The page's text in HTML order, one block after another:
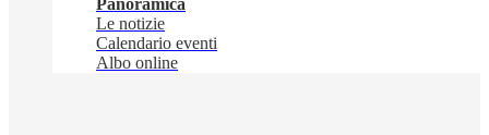
Panoramica
Le notizie
Calendario eventi
Albo online